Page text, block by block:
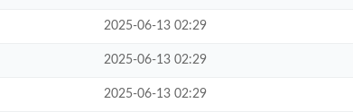
2025-06-13 02:29
2025-06-13 02:29
2025-06-13 02:29